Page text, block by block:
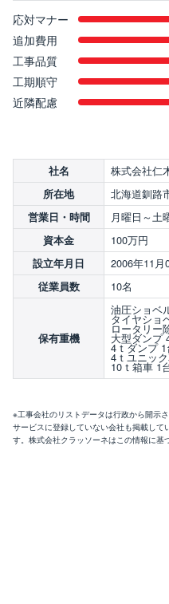
応対マナー
追加費用
工事品質
工期順守
近隣配慮
社名 株式会社仁
所在地 北海道釧路
営業日・時間 月曜日～
資本金 100万円
設立年月日 2006年11月
従業員数 10名
保有重機
油圧ショベ
タイヤショ
ロータリー
大型ダンプ
4ｔダンプ
4ｔユニッ
10ｔ箱車 1
※工事会社のリストデータは行政から開示
サービスに登録していない会社も掲載して
す。株式会社クラッソーネはこの情報に基